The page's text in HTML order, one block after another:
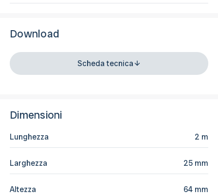
Download
Scheda tecnica
Dimensioni
Lunghezza 2 m
Larghezza 25 mm
Altezza 64 mm